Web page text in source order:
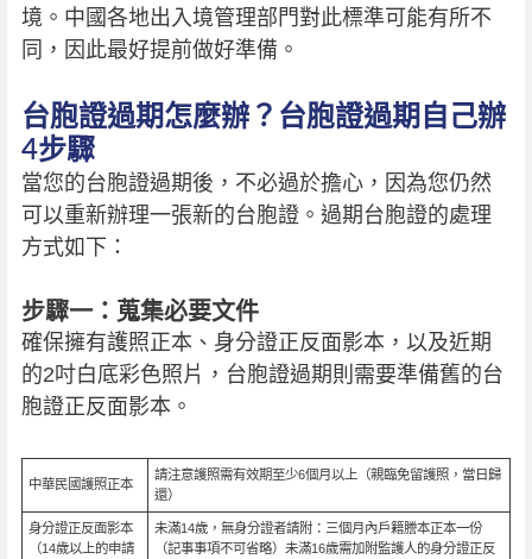
境。中國各地出入境管理部門對此標準可能有所不
同，因此最好提前做好準備。
台胞證過期怎麼辦？台胞證過期自己辦
4步驟
當您的台胞證過期後，不必過於擔心，因為您仍然
可以重新辦理一張新的台胞證。過期台胞證的處理
方式如下：
步驟一：蒐集必要文件
確保擁有護照正本、身分證正反面影本，以及近期
的2吋白底彩色照片，台胞證過期則需要準備舊的台
胞證正反面影本。
中華民國護照正本
請注意護照需有效期至少6個月以上（親臨免留護照，當日歸
還）
身分證正反面影本
（14歲以上的申請
未滿14歲，無身分證者請附：三個月內戶籍謄本正本一份
（記事事項不可省略）未滿16歲需加附監護人的身分證正反